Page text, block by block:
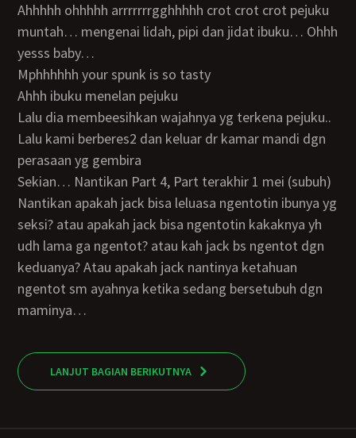
Ahhhhh ohhhhh arrrrrrrgghhhhh crot crot crot pejuku
muntah… mengenai lidah, pipi dan jidat ibuku… Ohhh
yesss baby…
Mphhhhhh your spunk is so tasty
Ahhh ibuku menelan pejuku
Lalu dia membeesihkan wajahnya yg terkena pejuku..
Lalu kami berberes2 dan keluar dr kamar mandi dgn
perasaan yg gembira
Sekian… Nantikan Part 4, Part terakhir 1 mei (subuh)
Nantikan apakah jack bisa leluasa ngentotin ibunya yg
seksi? atau apakah jack bisa ngentotin kakaknya yh
udh lama ga ngentot? atau kah jack bs ngentot dgn
keduanya? Atau apakah jack nantinya ketahuan
ngentot sm ayahnya ketika sedang bersetubuh dgn
maminya…
LANJUT BAGIAN BERIKUTNYA